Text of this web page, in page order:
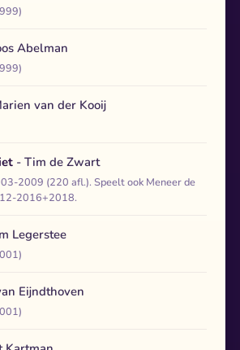
Abelman
van der Kooij
- Tim de Zwart
2009 (220 afl.). Speelt ook Meneer de
2016+2018.
Legerstee
Eijndthoven